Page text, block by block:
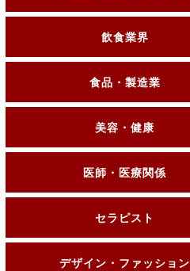
飲食業界
食品・製造業
美容・健康
医師・医療関係
セラピスト
デザイン・ファッション